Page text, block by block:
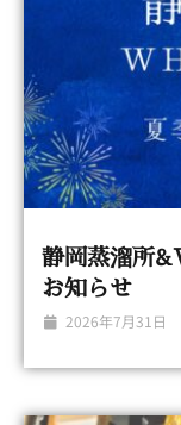
静岡蒸溜所
お知らせ
2026年7月31日